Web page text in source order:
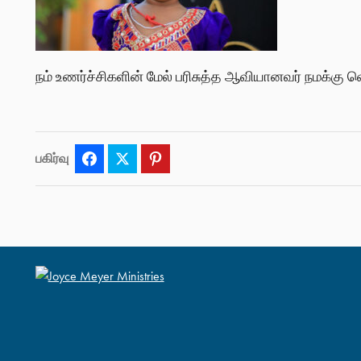
நம் உணர்ச்சிகளின் மேல் பரிசுத்த ஆவியானவர் நமக்கு
பகிர்வு Facebook Twitter